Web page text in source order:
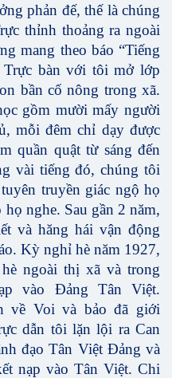
phản đế, thế là chúng
thỉnh thoảng ra ngoài
mang theo báo “Tiếng
bàn với tôi mở lớp
bần cố nông trong xã.
gồm mười mấy người
mỗi đêm chỉ dạy được
quần quật từ sáng đến
vài tiếng đó, chúng tôi
truyền giác ngộ họ
nghe. Sau gần 2 năm,
và hăng hái vận động
Kỳ nghỉ hè năm 1927,
ngoài thị xã và trong
vào Đảng Tân Việt.
về Voi và bảo đã giới
dẫn tôi lặn lội ra Can
đạo Tân Việt Đảng và
nạp vào Tân Việt. Chi